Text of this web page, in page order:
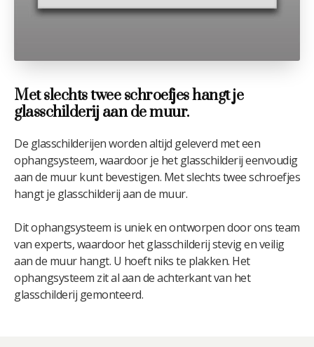
Met slechts twee schroefjes hangt je
glasschilderij aan de muur.
De glasschilderijen worden altijd geleverd met een
ophangsysteem, waardoor je het glasschilderij eenvoudig
aan de muur kunt bevestigen. Met slechts twee schroefjes
hangt je glasschilderij aan de muur.
Dit ophangsysteem is uniek en ontworpen door ons team
van experts, waardoor het glasschilderij stevig en veilig
aan de muur hangt. U hoeft niks te plakken. Het
ophangsysteem zit al aan de achterkant van het
glasschilderij gemonteerd.